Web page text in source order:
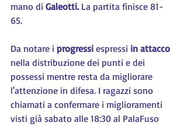
mano di Galeotti. La partita finisce 81-
65.
Da notare i progressi espressi in attacco
nella distribuzione dei punti e dei
possessi mentre resta da migliorare
l'attenzione in difesa. I ragazzi sono
chiamati a confermare i miglioramenti
visti già sabato alle 18:30 al PalaFuso